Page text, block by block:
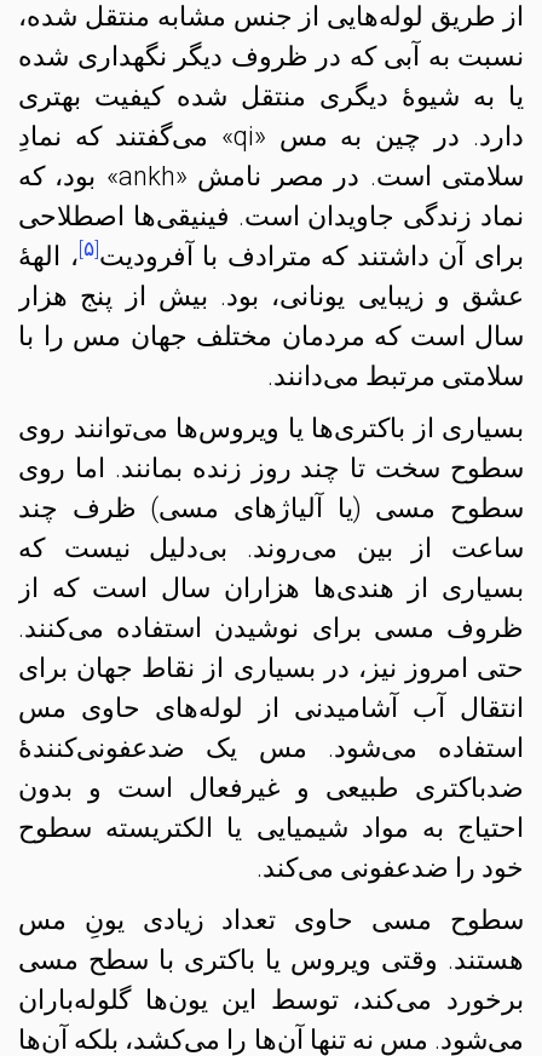
از طریق لوله‌هایی از جنس مشابه منتقل شده،
نسبت به آبی که در ظروف دیگر نگهداری شده
یا به شیوهٔ دیگری منتقل شده کیفیت بهتری
دارد. در چین به مس «qi» می‌گفتند که نمادِ
سلامتی است. در مصر نامش «ankh» بود، که
نماد زندگی جاویدان است. فینیقی‌ها اصطلاحی
برای آن داشتند که مترادف با آفرودیت[۵]، الههٔ
عشق و زیبایی یونانی، بود. بیش از پنج هزار
سال است که مردمان مختلف جهان مس را با
سلامتی مرتبط می‌دانند.
بسیاری از باکتری‌ها یا ویروس‌ها می‌توانند روی
سطوح سخت تا چند روز زنده بمانند. اما روی
سطوح مسی (یا آلیاژهای مسی) ظرف چند
ساعت از بین می‌روند. بی‌دلیل نیست که
بسیاری از هندی‌ها هزاران سال است که از
ظروف مسی برای نوشیدن استفاده می‌کنند.
حتی امروز نیز، در بسیاری از نقاط جهان برای
انتقال آب آشامیدنی از لوله‌های حاوی مس
استفاده می‌شود. مس یک ضدعفونی‌کنندهٔ
ضدباکتری طبیعی و غیرفعال است و بدون
احتیاج به مواد شیمیایی یا الکتریسته سطوح
خود را ضدعفونی می‌کند.
سطوح مسی حاوی تعداد زیادی یونِ مس
هستند. وقتی ویروس یا باکتری با سطح مسی
برخورد می‌کند، توسط این یون‌ها گلوله‌باران
می‌شود. مس نه تنها آن‌ها را می‌کشد، بلکه آن‌ها